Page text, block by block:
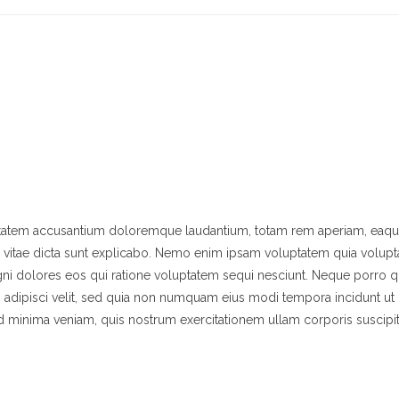
accusantium doloremque laudantium, totam rem aperiam,
dicta sunt explicabo. Nemo enim ipsam voluptatem quia
dolores eos qui ratione voluptatem sequi nesciunt. Neque porro
velit, sed quia non numquam eius modi tempora incidunt ut
veniam, quis nostrum exercitationem ullam corporis suscipit